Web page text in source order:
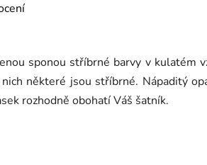
sponou stříbrné barvy v kulatém
některé jsou stříbrné. Nápaditý
rozhodně obohatí Váš šatník.